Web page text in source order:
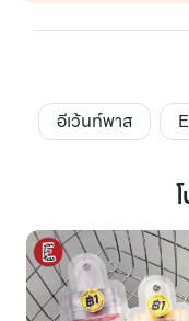
อีเว้นท์พาส